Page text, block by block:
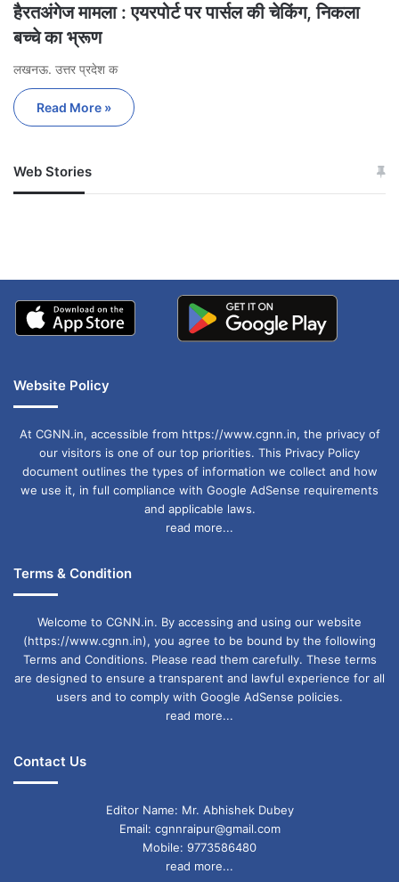
हैरतअंगेज मामला : एयरपोर्ट पर पार्सल की चेकिंग, निकला
बच्चे का भ्रूण
लखनऊ. उत्तर प्रदेश क
Read More »
Web Stories
जम्मू-कश्मीर में बारिश से
अपडेट
खाई में धक्का… आरोपियों ने
Website Policy
At CGNN.in, accessible from https://www.cgnn.in, the privacy of
our visitors is one of our top priorities. This Privacy Policy
document outlines the types of information we collect and how
we use it, in full compliance with Google AdSense requirements
and applicable laws.
read more...
Terms & Condition
Welcome to CGNN.in. By accessing and using our website
(https://www.cgnn.in), you agree to be bound by the following
Terms and Conditions. Please read them carefully. These terms
are designed to ensure a transparent and lawful experience for all
users and to comply with Google AdSense policies.
read more...
Contact Us
Editor Name: Mr. Abhishek Dubey
Email: cgnnraipur@gmail.com
Mobile: 9773586480
read more...